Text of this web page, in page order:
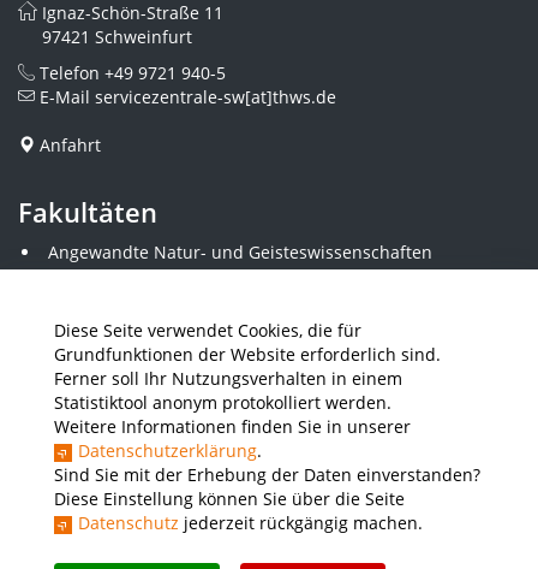
Diese Seite verwendet Cookies, die für
Grundfunktionen der Website erforderlich sind.
Ferner soll Ihr Nutzungsverhalten in einem
Statistiktool anonym protokolliert werden.
Weitere Informationen finden Sie in unserer
Datenschutzerklärung.
Sind Sie mit der Erhebung der Daten einverstanden?
Diese Einstellung können Sie über die Seite
Datenschutz jederzeit rückgängig machen.
Ignaz-Schön-Straße 11
97421 Schweinfurt
Telefon +49 9721 940-5
E-Mail servicezentrale-sw[at]thws.de
Anfahrt
Fakultäten
Angewandte Natur- und Geisteswissenschaften
Angewandte Sozialwissenschaften
Elektrotechnik
Gestaltung
Informatik und Wirtschaftsinformatik
Kunststofftechnik und Vermessung
Maschinenbau
THWS Business School
Wirtschaftsingenieurwesen
Presse